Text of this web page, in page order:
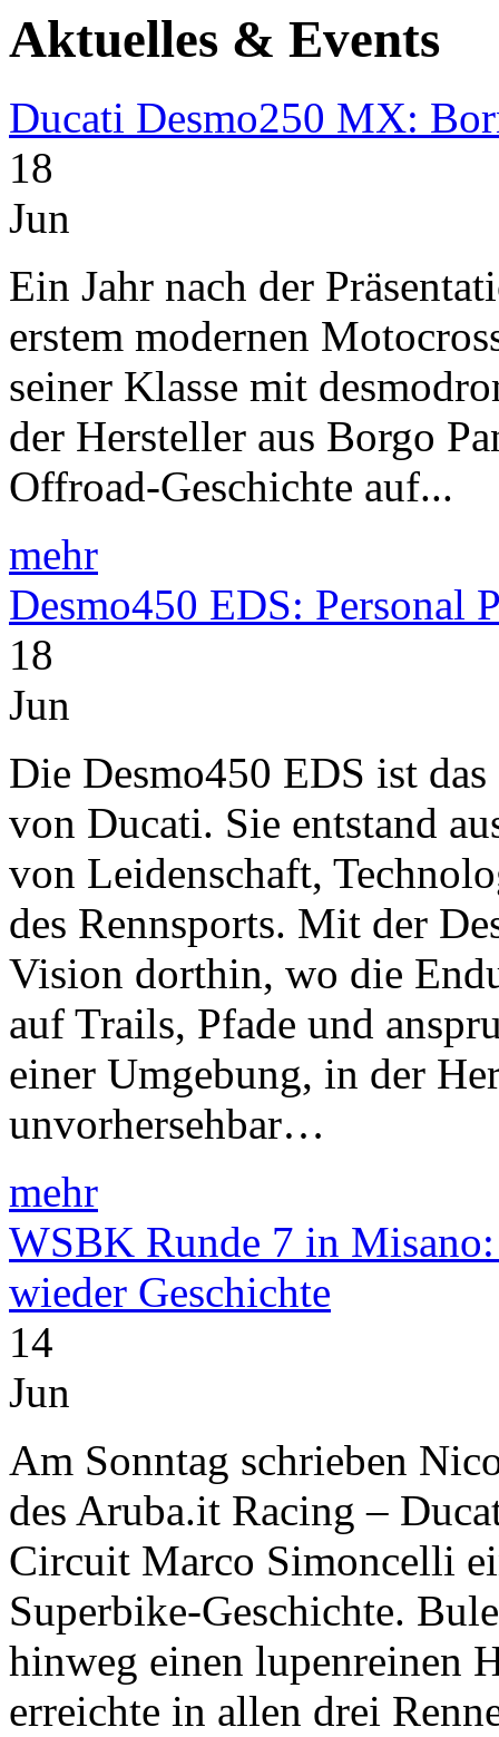
Aktuelles & Events
Ducati Desmo250 MX:
18
Jun
Ein Jahr nach der
erstem modernen
seiner Klasse mit
der Hersteller aus Borgo
Offroad-Geschichte auf...
mehr
Desmo450 EDS: Personal
18
Jun
Die Desmo450 EDS ist
von Ducati. Sie entstand
von Leidenschaft,
des Rennsports. Mit der
Vision dorthin, wo die
auf Trails, Pfade und
einer Umgebung, in der
unvorhersehbar…
mehr
WSBK Runde 7 in
wieder Geschichte
14
Jun
Am Sonntag schrieben
des Aruba.it Racing –
Circuit Marco Simoncelli
Superbike-Geschichte.
hinweg einen lupenreinen
erreichte in allen drei